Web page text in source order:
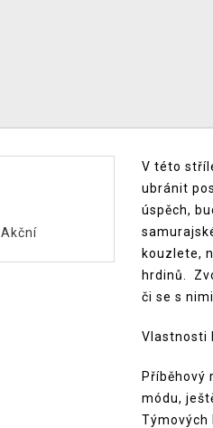
Akční
V této
ubránit
úspěch,
kouzlete,
hrdinů.
či se s
Vlastnosti
Příběhový
módu,
Týmových